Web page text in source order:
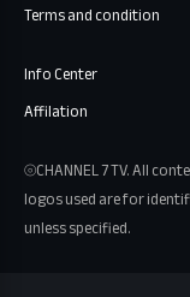
Terms and condition
Info Center
Affilation
⦾CHANNEL 7 TV. All
logos used are for
unless specified.